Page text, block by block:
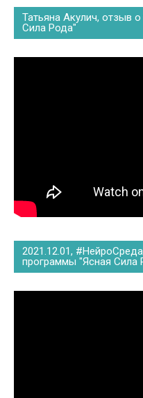
Татьяна Акулич, отзыв
Сила Рода"
2021.12.01,
программы "Ясная Сила